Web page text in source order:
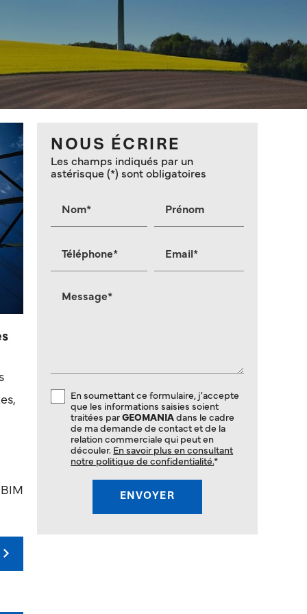
NOUS ÉCRIRE
Les champs indiqués par un
astérisque (*) sont obligatoires
Nom* Prénom
Téléphone* Email*
Message*
En soumettant ce formulaire, j'accepte
que les informations saisies soient
traitées parGEOMANIAdans le cadre
de ma demande de contact et de la
relation commerciale qui peut en
découler. En savoir plus en consultant
notre politique de confidentialité.*